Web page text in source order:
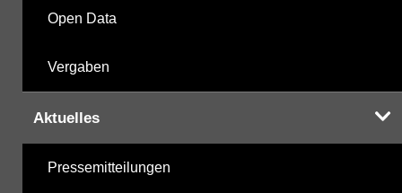
Open Data
Vergaben
Aktuelles
Pressemitteilungen